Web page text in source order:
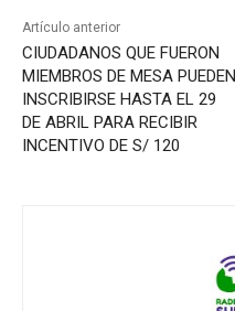
Artículo anterior
CIUDADANOS QUE FUERON
MIEMBROS DE MESA PUEDEN
INSCRIBIRSE HASTA EL 29
DE ABRIL PARA RECIBIR
INCENTIVO DE S/ 120